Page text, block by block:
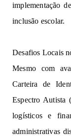
implementação de
inclusão escolar.
Desafios Locais
Mesmo com
Carteira de
Espectro Autista
logísticos e
administrativas